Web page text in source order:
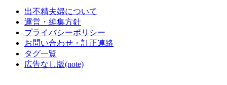
出不精夫婦について
運営・編集方針
プライバシーポリシー
お問い合わせ・訂正連絡
タグ一覧
広告なし版(note)